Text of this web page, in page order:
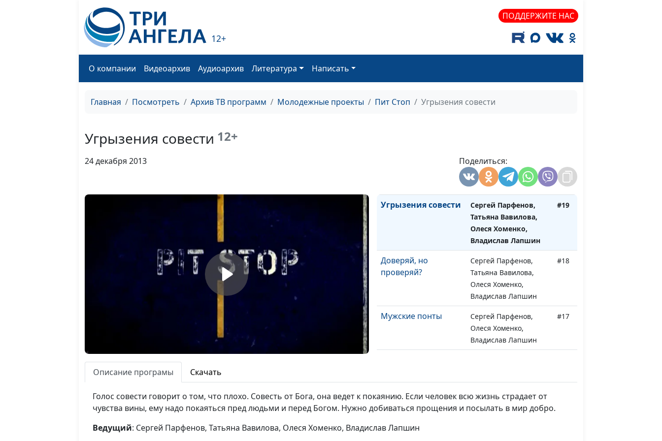
12+
ПОДДЕРЖИТЕ НАС
О компании Видеоархив Аудиоархив Литература Написать
Главная Посмотреть Архив ТВ программ Молодежные проекты Пит Стоп Угрызения совести
Угрызения совести 12+
24 декабря 2013 Поделиться:
Прозоренко
Сергей Парфенов,
#22
Татьяна Вавилова,
Татьяна Вавилова,
Оксана Трусюк,
Владислав Лапшин
Угрызения совести
Сергей Парфенов,
Татьяна Вавилова,
Олеся Хоменко,
Владислав Лапшин
#19
Доверяй, но
проверяй?
Сергей Парфенов,
Татьяна Вавилова,
Олеся Хоменко,
Владислав Лапшин
#18
Мужские понты
Сергей Парфенов,
Олеся Хоменко,
Владислав Лапшин
#17
Владислав Лапшин
Страх
Сергей Парфенов,
Юлия Надысева,
Описание програмы Скачать
Голос совести говорит о том, что плохо. Совесть от Бога, она ведет к покаянию. Если человек всю жизнь страдает от
чувства вины, ему надо покаяться пред людьми и перед Богом. Нужно добиваться прощения и посылать в мир добро.
Ведущий: Сергей Парфенов, Татьяна Вавилова, Олеся Хоменко, Владислав Лапшин